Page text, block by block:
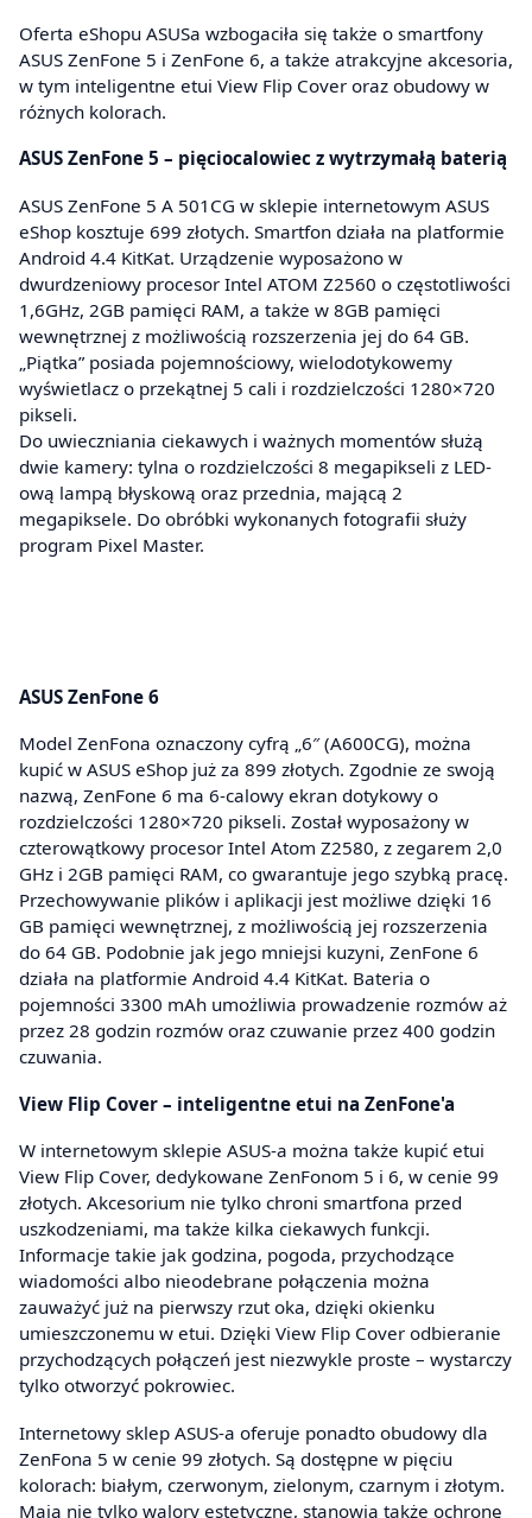
Oferta eShopu ASUSa wzbogaciła się także o smartfony
ASUS ZenFone 5 i ZenFone 6, a także atrakcyjne akcesoria,
w tym inteligentne etui View Flip Cover oraz obudowy w
różnych kolorach.
ASUS ZenFone 5 – pięciocalowiec z wytrzymałą baterią
ASUS ZenFone 5 A 501CG w sklepie internetowym ASUS
eShop kosztuje 699 złotych. Smartfon działa na platformie
Android 4.4 KitKat. Urządzenie wyposażono w
dwurdzeniowy procesor Intel ATOM Z2560 o częstotliwości
1,6GHz, 2GB pamięci RAM, a także w 8GB pamięci
wewnętrznej z możliwością rozszerzenia jej do 64 GB.
„Piątka” posiada pojemnościowy, wielodotykowemy
wyświetlacz o przekątnej 5 cali i rozdzielczości 1280×720
pikseli.
Do uwieczniania ciekawych i ważnych momentów służą
dwie kamery: tylna o rozdzielczości 8 megapikseli z LED-
ową lampą błyskową oraz przednia, mającą 2
megapiksele. Do obróbki wykonanych fotografii służy
program Pixel Master.
ASUS ZenFone 6
Model ZenFona oznaczony cyfrą „6″ (A600CG), można
kupić w ASUS eShop już za 899 złotych. Zgodnie ze swoją
nazwą, ZenFone 6 ma 6-calowy ekran dotykowy o
rozdzielczości 1280×720 pikseli. Został wyposażony w
czterowątkowy procesor Intel Atom Z2580, z zegarem 2,0
GHz i 2GB pamięci RAM, co gwarantuje jego szybką pracę.
Przechowywanie plików i aplikacji jest możliwe dzięki 16
GB pamięci wewnętrznej, z możliwością jej rozszerzenia
do 64 GB. Podobnie jak jego mniejsi kuzyni, ZenFone 6
działa na platformie Android 4.4 KitKat. Bateria o
pojemności 3300 mAh umożliwia prowadzenie rozmów aż
przez 28 godzin rozmów oraz czuwanie przez 400 godzin
czuwania.
View Flip Cover – inteligentne etui na ZenFone'a
W internetowym sklepie ASUS-a można także kupić etui
View Flip Cover, dedykowane ZenFonom 5 i 6, w cenie 99
złotych. Akcesorium nie tylko chroni smartfona przed
uszkodzeniami, ma także kilka ciekawych funkcji.
Informacje takie jak godzina, pogoda, przychodzące
wiadomości albo nieodebrane połączenia można
zauważyć już na pierwszy rzut oka, dzięki okienku
umieszczonemu w etui. Dzięki View Flip Cover odbieranie
przychodzących połączeń jest niezwykle proste – wystarczy
tylko otworzyć pokrowiec.
Internetowy sklep ASUS-a oferuje ponadto obudowy dla
ZenFona 5 w cenie 99 złotych. Są dostępne w pięciu
kolorach: białym, czerwonym, zielonym, czarnym i złotym.
Mają nie tylko walory estetyczne, stanowią także ochronę